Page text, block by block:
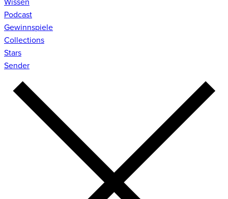
Wissen
Podcast
Gewinnspiele
Collections
Stars
Sender